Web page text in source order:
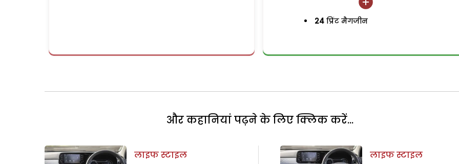
24 प्रिंट मैगजीन
और कहानियां पढ़ने के लिए क्लिक करें...
लाइफ स्टाइल
लाइफ स्टाइल